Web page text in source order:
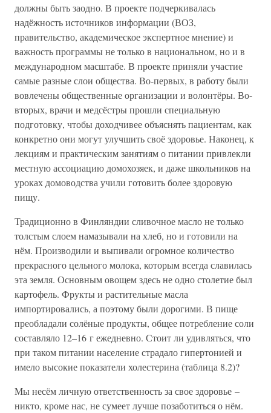
должны быть заодно. В проекте подчеркивалась
надёжность источников информации (ВОЗ,
правительство, академическое экспертное мнение) и
важность программы не только в национальном, но и в
международном масштабе. В проекте приняли участие
самые разные слои общества. Во-первых, в работу были
вовлечены общественные организации и волонтёры. Во-
вторых, врачи и медсёстры прошли специальную
подготовку, чтобы доходчивее объяснять пациентам, как
конкретно они могут улучшить своё здоровье. Наконец, к
лекциям и практическим занятиям о питании привлекли
местную ассоциацию домохозяек, и даже школьников на
уроках домоводства учили готовить более здоровую
пищу.
Традиционно в Финляндии сливочное масло не только
толстым слоем намазывали на хлеб, но и готовили на
нём. Производили и выпивали огромное количество
прекрасного цельного молока, которым всегда славилась
эта земля. Основным овощем здесь не одно столетие был
картофель. Фрукты и растительные масла
импортировались, а поэтому были дорогими. В пище
преобладали солёные продукты, общее потребление соли
составляло 12–16 г ежедневно. Стоит ли удивляться, что
при таком питании население страдало гипертонией и
имело высокие показатели холестерина (таблица 8.2)?
Мы несём личную ответственность за свое здоровье –
никто, кроме нас, не сумеет лучше позаботиться о нём.